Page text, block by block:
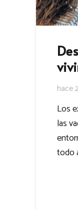
hace
Los
las
todo